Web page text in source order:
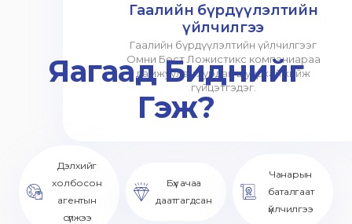
Гаалийн бүрдүүлэлтийн
үйлчилгээ
Гаалийн бүрдүүлэлтийн үйлчилгээг
Омни Бест Ложистикс компаниараа
дамжуулан хурдан шуурхай хийж
гүйцэтгэдэг.
Яагаад Биднийг
Гэж?
Дэлхийг
холбосон
агентын
сүлжээ
Бүх ачаа
даатгагдсан
Чанарын
баталгаат
үйлчилгээ